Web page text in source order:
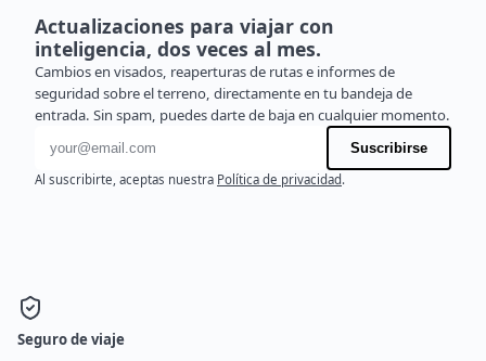
Actualizaciones para viajar con
inteligencia, dos veces al mes.
Cambios en visados, reaperturas de rutas e informes de
seguridad sobre el terreno, directamente en tu bandeja de
entrada. Sin spam, puedes darte de baja en cualquier momento.
Dirección de correo electrónico
Suscribirse
Al suscribirte, aceptas nuestra Política de privacidad.
Seguro de viaje